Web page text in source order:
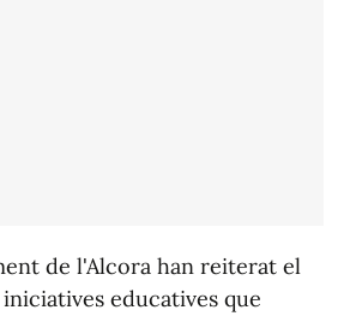
de l'Alcora han reiterat el
educatives que